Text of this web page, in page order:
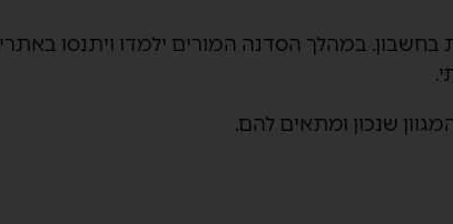
בחשבון. במהלך הסדנה המורים ילמדו ויתנסו
שנכון ומתאים להם.